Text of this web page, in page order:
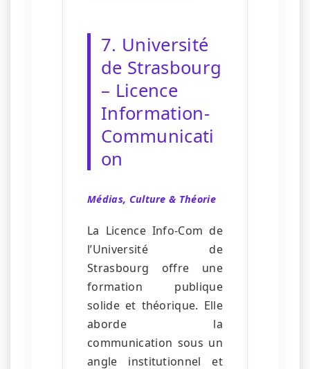
7. Université
de Strasbourg
– Licence
Information-
Communicati
on
Médias, Culture & Théorie
La Licence Info-Com de
l’Université de
Strasbourg offre une
formation publique
solide et théorique. Elle
aborde la
communication sous un
angle institutionnel et